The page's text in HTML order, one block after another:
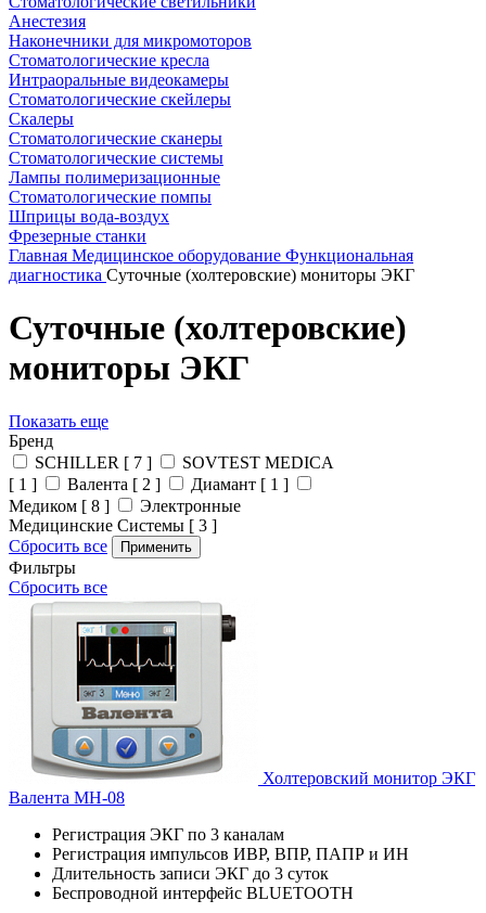
Анестезия
Наконечники для микромоторов
Стоматологические кресла
Интраоральные видеокамеры
Стоматологические скейлеры
Скалеры
Стоматологические сканеры
Стоматологические системы
Лампы полимеризационные
Стоматологические помпы
Шприцы вода-воздух
Фрезерные станки
Главная Медицинское оборудование Функциональная
диагностика Суточные (холтеровские) мониторы ЭКГ
Суточные (холтеровские)
мониторы ЭКГ
Показать еще
Бренд
SCHILLER [ 7 ]
SOVTEST MEDICA
[ 1 ]
Валента [ 2 ]
Диамант [ 1 ]
Медиком [ 8 ]
Электронные
Медицинские Системы [ 3 ]
Сбросить все
Применить
Фильтры
Сбросить все
Холтеровский монитор ЭКГ
Валента МН-08
Регистрация ЭКГ по 3 каналам
Регистрация импульсов ИВР, ВПР, ПАПР и ИН
Длительность записи ЭКГ до 3 суток
Беспроводной интерфейс BLUETOOTH